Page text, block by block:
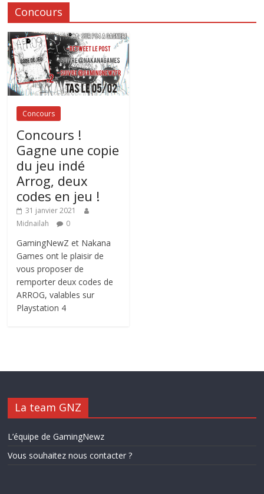
Concours
Concours
Concours !
Gagne une copie
du jeu indé
Arrog, deux
codes en jeu !
31 janvier 2021
Midnailah
0
GamingNewZ et Nakana
Games ont le plaisir de
vous proposer de
remporter deux codes de
ARROG, valables sur
Playstation 4
La team GNZ
L’équipe de GamingNewz
Vous souhaitez nous contacter ?